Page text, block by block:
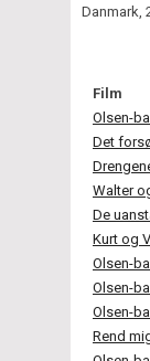
Danmark,
Film
Olsen-
Det
Walter
De
Kurt og
Olsen-
Olsen-
Olsen-
Rend